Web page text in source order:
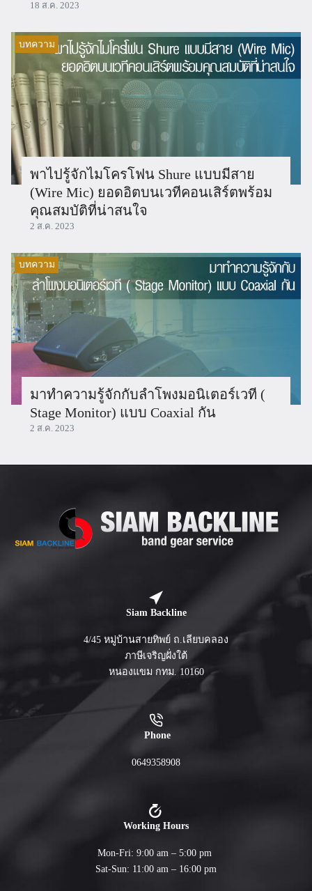
18 ส.ค. 2023
บทความ
พาไปรู้จักไมโครโฟน Shure แบบมีสาย
(Wire Mic) ยอดอิตบนเวทีคอนเสิร์ตพร้อม
คุณสมบัติที่น่าสนใจ
2 ส.ค. 2023
บทความ
มาทำความรู้จักกับลำโพงมอนิเตอร์เวที (
Stage Monitor) แบบ Coaxial กัน
2 ส.ค. 2023
Siam Backline
4/45 หมู่บ้านสายทิพย์ ถ.เลียบคลอง
ภาษีเจริญฝั่งใต้
หนองแขม กทม. 10160
Phone
0649358908
Working Hours
Mon-Fri: 9:00 am – 5:00 pm
Sat-Sun: 11:00 am – 16:00 pm